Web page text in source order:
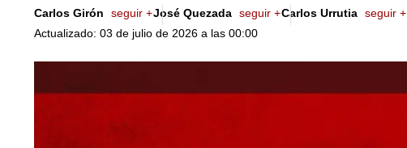
Carlos Girón seguir +José Quezada seguir +Carlos Urrutia seguir +
Actualizado: 03 de julio de 2026 a las 00:00